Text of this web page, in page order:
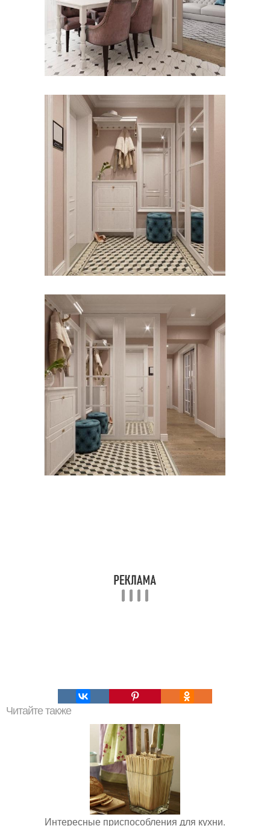
Читайте также
Интересные приспособления для кухни.